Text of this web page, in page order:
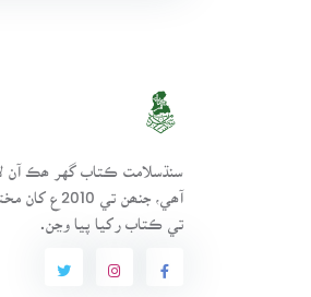
سنڌسلامت ڪتاب گهر ھڪ آن
آھي، جنھن تي
تي ڪتاب رکيا پيا وڃن.